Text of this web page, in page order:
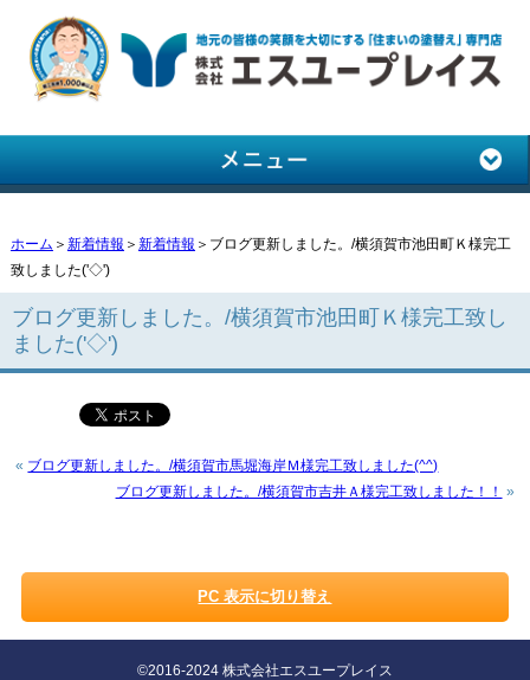
ホーム ＞ 新着情報 ＞ 新着情報 ＞ブログ更新しました。/横須賀市池田町Ｋ様完工
致しました('◇')ゞ
ブログ更新しました。/横須賀市池田町Ｋ様完工致し
ました('◇')ゞ
« ブログ更新しました。/横須賀市馬堀海岸Ｍ様完工致しました(^^)
ブログ更新しました。/横須賀市吉井Ａ様完工致しました！！ »
PC 表示に切り替え
©2016-2024 株式会社エスユープレイス